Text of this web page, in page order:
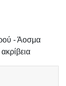
- Άοσμα